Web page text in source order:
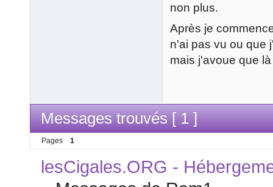
non plus.
Après je
n'ai pas vu ou que
mais j'avoue que
Messages trouvés [ 1 ]
Pages 1
lesCigales.ORG -